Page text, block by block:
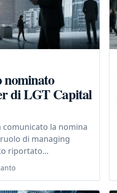
nominato
di LGT Capital
comunicato la nomina
di managing
riportato...